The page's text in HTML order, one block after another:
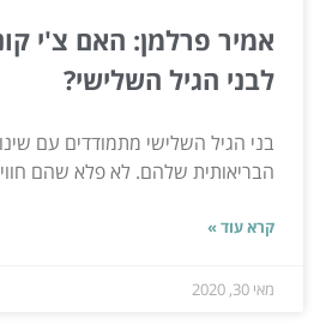
אמיר פרלמן: האם צ'י
לבני הגיל השלישי?
בני הגיל השלישי מתמודדים עם
הבריאותית שלהם. לא פלא שהם
קרא עוד »
מאי 30, 2020